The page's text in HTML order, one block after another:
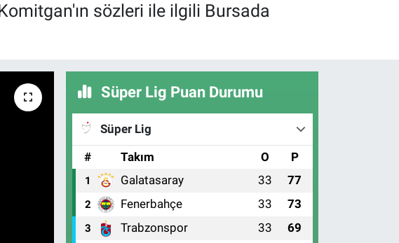
sözleri ile ilgili Bursada
Süper Lig Puan Durumu
Süper Lig
#
Takım O P
1 Galatasaray 33 77
2 Fenerbahçe 33 73
3 Trabzonspor 33 69